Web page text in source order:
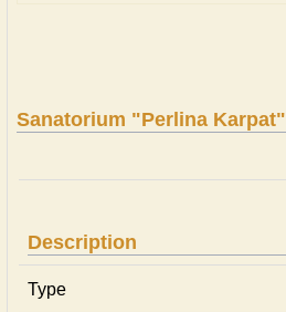
Sanatorium "Perlina Karpat"
Description
Type